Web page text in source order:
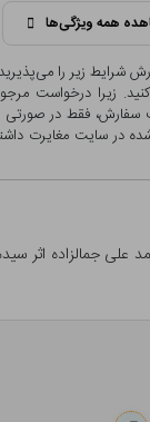
همه ویژگی‌ها
شرایط زیر را
زیرا درخواست
سفارش، فقط در صورتی
در سایت مغایرت
علی جمالزاده اثر